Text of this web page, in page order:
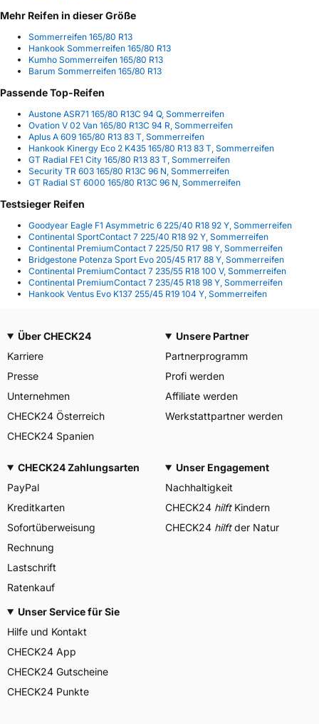
Mehr Reifen in dieser Größe
Sommerreifen 165/80 R13
Hankook Sommerreifen 165/80 R13
Kumho Sommerreifen 165/80 R13
Barum Sommerreifen 165/80 R13
Passende Top-Reifen
Austone ASR71 165/80 R13C 94 Q, Sommerreifen
Ovation V 02 Van 165/80 R13C 94 R, Sommerreifen
Aplus A 609 165/80 R13 83 T, Sommerreifen
Hankook Kinergy Eco 2 K435 165/80 R13 83 T, Sommerreifen
GT Radial FE1 City 165/80 R13 83 T, Sommerreifen
Security TR 603 165/80 R13C 96 N, Sommerreifen
GT Radial ST 6000 165/80 R13C 96 N, Sommerreifen
Testsieger Reifen
Goodyear Eagle F1 Asymmetric 6 225/40 R18 92 Y, Sommerreifen
Continental SportContact 7 225/40 R18 92 Y, Sommerreifen
Continental PremiumContact 7 225/50 R17 98 Y, Sommerreifen
Bridgestone Potenza Sport Evo 205/45 R17 88 Y, Sommerreifen
Continental PremiumContact 7 235/55 R18 100 V, Sommerreifen
Continental PremiumContact 7 235/45 R18 98 Y, Sommerreifen
Hankook Ventus Evo K137 255/45 R19 104 Y, Sommerreifen
Über CHECK24
Karriere
Presse
Unternehmen
CHECK24 Österreich
CHECK24 Spanien
Unsere Partner
Partnerprogramm
Profi werden
Affiliate werden
Werkstattpartner werden
CHECK24 Zahlungsarten
PayPal
Kreditkarten
Sofortüberweisung
Rechnung
Lastschrift
Ratenkauf
Unser Engagement
Nachhaltigkeit
CHECK24 hilftKindern
CHECK24 hilftder Natur
Unser Service für Sie
Hilfe und Kontakt
CHECK24 App
CHECK24 Gutscheine
CHECK24 Punkte